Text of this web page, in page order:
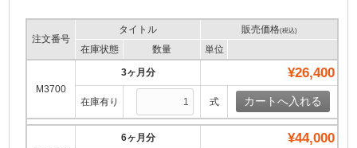
注文番号
タイトル 販売価格(税込)
在庫状態 数量 単位
M3700
3ヶ月分 ¥26,400
在庫有り 式
6ヶ月分 ¥44,000